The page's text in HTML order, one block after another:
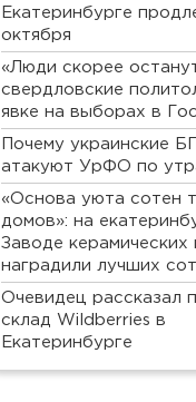
Екатеринбурге
октября
«Люди скорее
свердловские
явке на выборах в
Почему украинские
атакуют УрФО по
«Основа уюта сотен
домов»: на
Заводе керамических
наградили лучших
Очевидец рассказал
склад Wildberries в
Екатеринбурге